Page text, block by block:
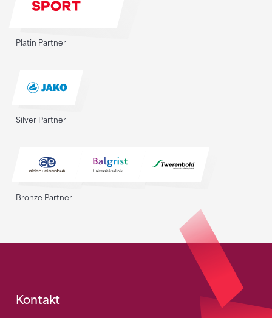
Platin Partner
Silver Partner
Bronze Partner
Fusszeile
Kontakt